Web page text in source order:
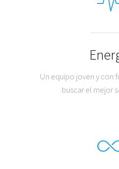
Un equipo joven y con
buscar el mejor